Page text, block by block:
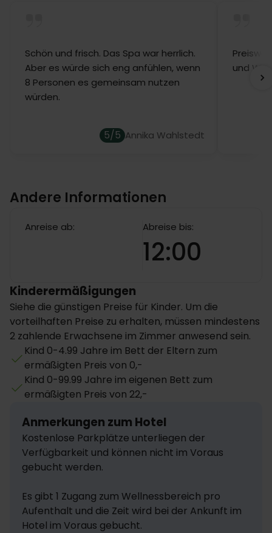
Schön und frisch. Das Spa war herrlich.
Aber es würde sich eng anfühlen, wenn
8 Personen es gemeinsam nutzen
würden.
5/5 Annika Wahlstedt
und
Andere Informationen
Anreise ab: Abreise bis:
12:00
Kinderermäßigungen
Siehe die günstigen Preise für Kinder. Um die
vorteilhaften Preise zu erhalten, müssen mindestens
2 zahlende Erwachsene im Zimmer anwesend sein.
Kind 0-4.99 Jahre im Bett der Eltern zum
ermäßigten Preis von 0,-
Kind 0-99.99 Jahre im eigenen Bett zum
ermäßigten Preis von 22,-
Anmerkungen zum Hotel
Kostenlose Parkplätze unterliegen der
Verfügbarkeit und können nicht im Voraus
gebucht werden.
Es gibt 1 Zugang zum Wellnessbereich pro
Aufenthalt und die Zeit wird bei der Ankunft im
Hotel im Voraus gebucht.